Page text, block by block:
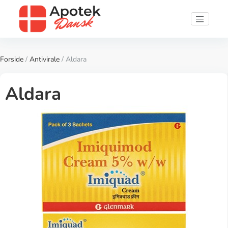
Forside / Antivirale / Aldara
Aldara